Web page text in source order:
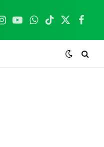
Instagram
YouTubeWhatsApp
TikTok
X